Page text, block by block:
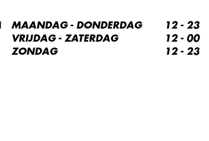
MAANDAG - DONDERDAG
12 - 23
VRIJDAG - ZATERDAG
12 - 00
ZONDAG
12 - 23